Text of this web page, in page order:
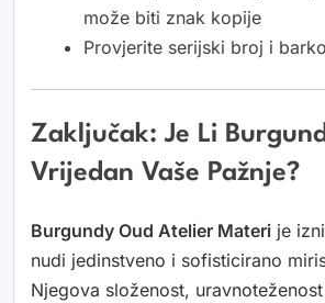
može biti znak kopije
Provjerite serijski broj i
Zaključak: Je Li
Vrijedan Vaše Pažnje?
Burgundy Oud Atelier Materi je
nudi jedinstveno i sofisticirano
Njegova složenost,